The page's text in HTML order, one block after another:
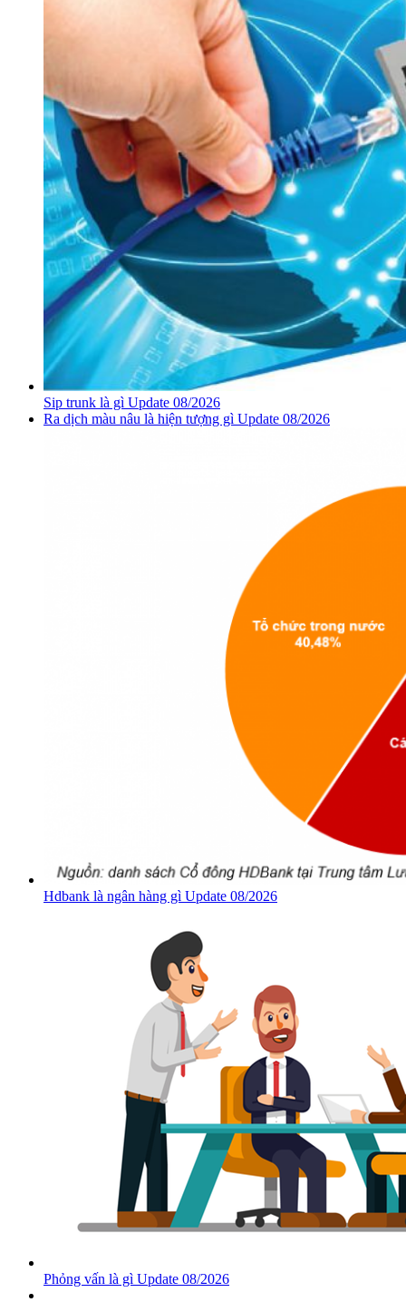
Sip trunk là gì Update 08/2026
Ra dịch màu nâu là hiện tượng gì Update 08/2026
Hdbank là ngân hàng gì Update 08/2026
Phỏng vấn là gì Update 08/2026